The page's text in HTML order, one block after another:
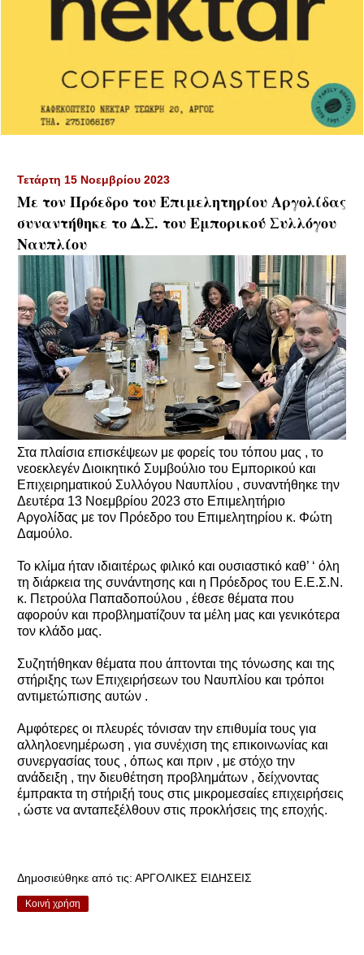
Τετάρτη 15 Νοεμβρίου 2023
Με τον Πρόεδρο του Επιμελητηρίου Αργολίδας
συναντήθηκε το Δ.Σ. του Εμπορικού Συλλόγου
Ναυπλίου
Στα πλαίσια επισκέψεων με φορείς του τόπου μας , το
νεοεκλεγέν Διοικητικό Συμβούλιο του Εμπορικού και
Επιχειρηματικού Συλλόγου Ναυπλίου , συναντήθηκε την
Δευτέρα 13 Νοεμβρίου 2023 στο Επιμελητήριο
Αργολίδας με τον Πρόεδρο του Επιμελητηρίου κ. Φώτη
Δαμούλο.
Το κλίμα ήταν ιδιαιτέρως φιλικό και ουσιαστικό καθ’ ‘ όλη
τη διάρκεια της συνάντησης και η Πρόεδρος του Ε.Ε.Σ.Ν.
κ. Πετρούλα Παπαδοπούλου , έθεσε θέματα που
αφορούν και προβληματίζουν τα μέλη μας και γενικότερα
τον κλάδο μας.
Συζητήθηκαν θέματα που άπτονται της τόνωσης και της
στήριξης των Επιχειρήσεων του Ναυπλίου και τρόποι
αντιμετώπισης αυτών .
Αμφότερες οι πλευρές τόνισαν την επιθυμία τους για
αλληλοενημέρωση , για συνέχιση της επικοινωνίας και
συνεργασίας τους , όπως και πριν , με στόχο την
ανάδειξη , την διευθέτηση προβλημάτων , δείχνοντας
έμπρακτα τη στήριξή τους στις μικρομεσαίες επιχειρήσεις
, ώστε να ανταπεξέλθουν στις προκλήσεις της εποχής.
Δημοσιεύθηκε από τις: ΑΡΓΟΛΙΚΕΣ ΕΙΔΗΣΕΙΣ
Κοινή χρήση